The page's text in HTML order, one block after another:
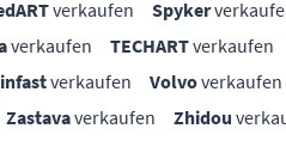
verkaufen Spyker
verkaufen TECHARTverkaufen
verkaufen Volvoverkaufen
Zastavaverkaufen Zhidou